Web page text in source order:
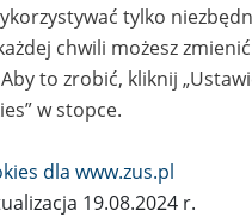
do siebie -
Twojej firmy
tylko
chwili możesz
to zrobić, kliknij
w stopce.
dla www.zus.pl
19.08.2024 r.